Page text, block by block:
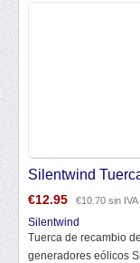
Silentwind
€12.95 €10.70 sin IVA
Silentwind
Tuerca de recambio
generadores eólicos